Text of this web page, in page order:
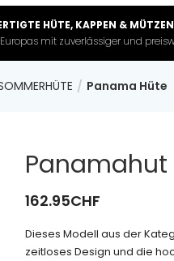
HÜTE, KAPPEN &
mit zuverlässiger und
Panama Hüte
Panamahut
162.95CHF
Dieses Modell aus der
zeitloses Design und die